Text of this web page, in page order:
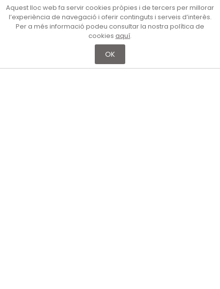
Aquest lloc web fa servir cookies pròpies i de tercers per millorar
l’experiència de navegació i oferir continguts i serveis d’interès.
Per a més informació podeu consultar la nostra política de
cookies aquí.
OK